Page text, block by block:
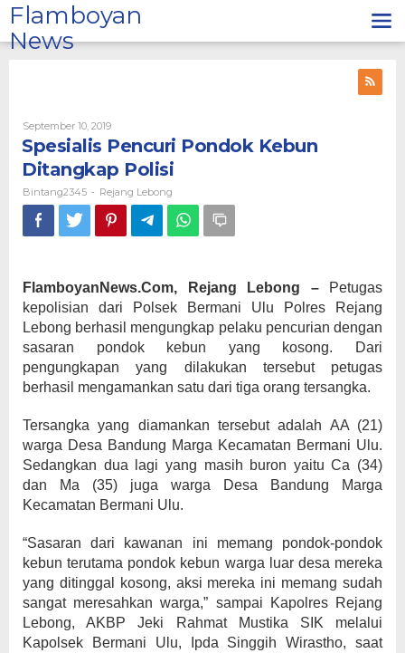
Lewati
ke
konten
Flamboyan
News
September 10, 2019Oleh
Bintang2345
Spesialis Pencuri Pondok Kebun
Ditangkap Polisi
Bintang2345 - Rejang Lebong
FlamboyanNews.Com, Rejang Lebong –
Petugas
kepolisian dari Polsek Bermani Ulu Polres Rejang
Lebong berhasil mengungkap pelaku pencurian dengan
sasaran pondok kebun yang kosong. Dari
pengungkapan yang dilakukan tersebut petugas
berhasil mengamankan satu dari tiga orang tersangka.
Tersangka yang diamankan tersebut adalah AA (21)
warga Desa Bandung Marga Kecamatan Bermani Ulu.
Sedangkan dua lagi yang masih buron yaitu Ca (34)
dan Ma (35) juga warga Desa Bandung Marga
Kecamatan Bermani Ulu.
“Sasaran dari kawanan ini memang pondok-pondok
kebun terutama pondok kebun warga luar desa mereka
yang ditinggal kosong, aksi mereka ini memang sudah
sangat meresahkan warga,” sampai Kapolres Rejang
Lebong, AKBP Jeki Rahmat Mustika SIK melalui
Kapolsek Bermani Ulu, Ipda Singgih Wirastho, saat